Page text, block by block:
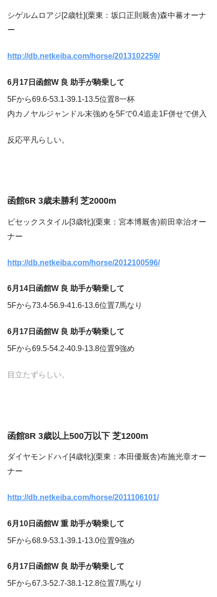
シゲルムロアジ[2歳牡](栗東：坂口正則厩舎)森中蕃オーナ
ー
http://db.netkeiba.com/horse/2013102259/
6月17日函館W 良 助手が騎乗して
5Fから69.6-53.1-39.1-13.5位置8一杯
内カノヤルジャンドル末強めを5Fで0.4追走1F併せで併入
反応平凡らしい。
函館6R 3歳未勝利 芝2000m
ビセックスタイル[3歳牝](栗東：宮本博厩舎)前田幸治オー
ナー
http://db.netkeiba.com/horse/2012100596/
6月14日函館W 良 助手が騎乗して
5Fから73.4-56.9-41.6-13.6位置7馬なり
6月17日函館W 良 助手が騎乗して
5Fから69.5-54.2-40.9-13.8位置9強め
目立たずらしい。
函館8R 3歳以上500万以下 芝1200m
ダイヤモンドハイ[4歳牝](栗東：本田優厩舎)布施光章オー
ナー
http://db.netkeiba.com/horse/2011106101/
6月10日函館W 重 助手が騎乗して
5Fから68.9-53.1-39.1-13.0位置9強め
6月17日函館W 良 助手が騎乗して
5Fから67.3-52.7-38.1-12.8位置7馬なり